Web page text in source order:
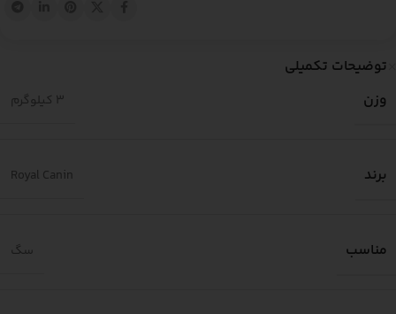
توضیحات تکمیلی
وزن
3 کیلوگرم
برند Royal Canin
مناسب سگ